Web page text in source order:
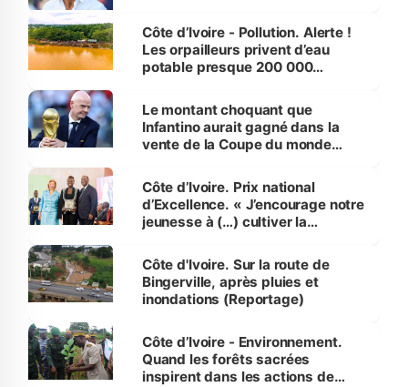
Côte d’Ivoire - Pollution. Alerte !
Les orpailleurs privent d’eau
potable presque 200 000
Le montant choquant que
Infantino aurait gagné dans la
vente de la Coupe du monde
Côte d’Ivoire. Prix national
d’Excellence. « J’encourage notre
jeunesse à (…) cultiver la
(Alassane Ouattara
Côte d'Ivoire. Sur la route de
Bingerville, après pluies et
inondations (Reportage)
Côte d’Ivoire - Environnement.
Quand les forêts sacrées
inspirent dans les actions de